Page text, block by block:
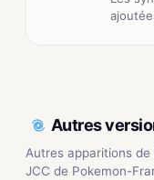
Autres
Autres apparitions de
JCC de Pokemon-